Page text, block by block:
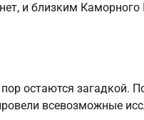
и близким
остаются загадкой.
всевозможные